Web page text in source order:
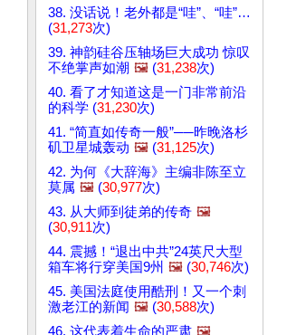
38. 没话说！老外都是“哇”、“哇”…
(31,273次)
39. 神韵硅谷压轴场巨大成功 惊叹
不绝掌声如潮 🖼️ (31,238次)
40. 看了才知道这是一门非常前沿
的科学 (31,230次)
41. “简直如传奇一般”──昨晚洛杉
矶卫星城轰动 🖼️ (31,125次)
42. 为何《大辞海》主编非陈至立
莫属 🖼️ (30,977次)
43. 从大师到徒弟的传奇 🖼️
(30,911次)
44. 震撼！“退出中共”24英尺大型
箱车将行穿美国9州 🖼️ (30,746次)
45. 美国法庭使用酷刑！又一个刺
激老江的新闻 🖼️ (30,588次)
46. 这代表着生命的严肃 🖼️